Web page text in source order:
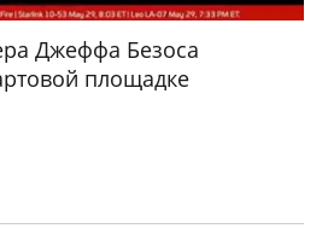
Джеффа Безоса
площадке